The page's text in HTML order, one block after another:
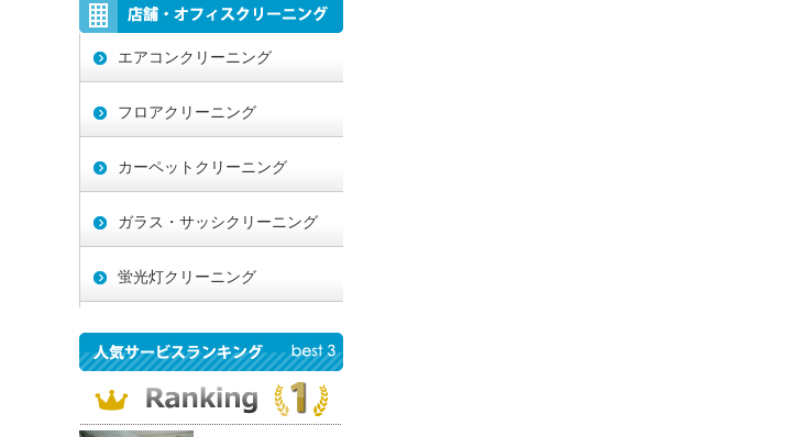
エアコンクリーニング
フロアクリーニング
カーペットクリーニング
ガラス・サッシクリーニング
蛍光灯クリーニング